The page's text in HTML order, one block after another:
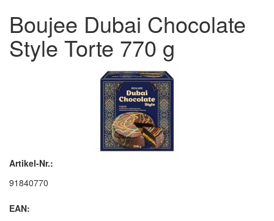
Boujee Dubai Chocolate
Style Torte 770 g
Artikel-Nr.:
91840770
EAN: